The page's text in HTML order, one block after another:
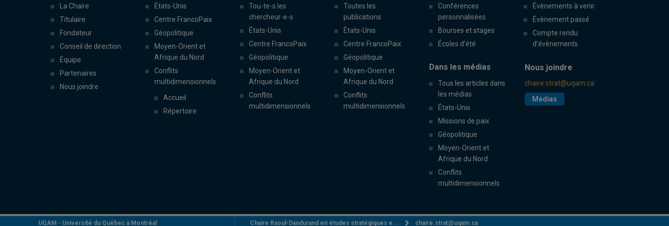
La Chaire
Titulaire
Fondateur
Conseil de direction
Équipe
Partenaires
Nous joindre
États-Unis
Centre FrancoPaix
Géopolitique
Moyen-Orient et
Afrique du Nord
Conflits
multidimensionnels
Accueil
Répertoire
Tou-te-s les
chercheur-e-s
États-Unis
Centre FrancoPaix
Géopolitique
Moyen-Orient et
Afrique du Nord
Conflits
multidimensionnels
Toutes les
publications
États-Unis
Centre FrancoPaix
Géopolitique
Moyen-Orient et
Afrique du Nord
Conflits
multidimensionnels
Conférences
personnalisées
Bourses et stages
Écoles d’été
Évènements à venir
Évènement passé
Compte rendu
d’évènements
Dans les médias
Tous les articles dans
les médias
États-Unis
Missions de paix
Géopolitique
Moyen-Orient et
Afrique du Nord
Conflits
multidimensionnels
Nous joindre
chaire.strat@uqam.ca
Médias
UQAM - Université du Québec à Montréal Chaire Raoul-Dandurand en études stratégiques e... chaire.strat@uqam.ca